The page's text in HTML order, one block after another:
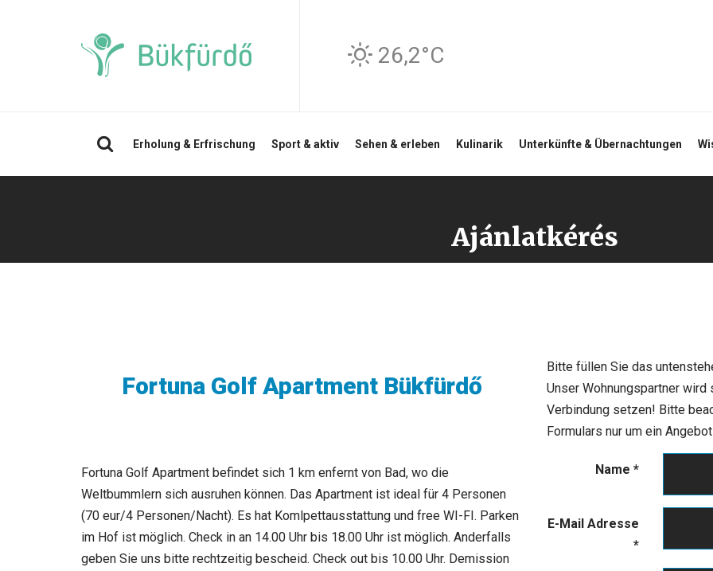
26,2°C
Erholung & Erfrischung Sport & aktiv Sehen & erleben Kulinarik Unterkünfte & Übernachtungen
Ajánlatkérés
Fortuna Golf Apartment Bükfürdő
Fortuna Golf Apartment befindet sich 1 km enfernt von Bad, wo die
Weltbummlern sich ausruhen können. Das Apartment ist ideal für 4 Personen
(70 eur/4 Personen/Nacht). Es hat Komlpettausstattung und free WI-FI. Parken
im Hof ist möglich. Check in an 14.00 Uhr bis 18.00 Uhr ist möglich. Anderfalls
geben Sie uns bitte rechtzeitig bescheid. Check out bis 10.00 Uhr. Demission
Bitte füllen Sie das
Unser Wohnungspartner
Verbindung setzen! Bitte
Formulars nur um ein
Name*
E-Mail Adresse
*